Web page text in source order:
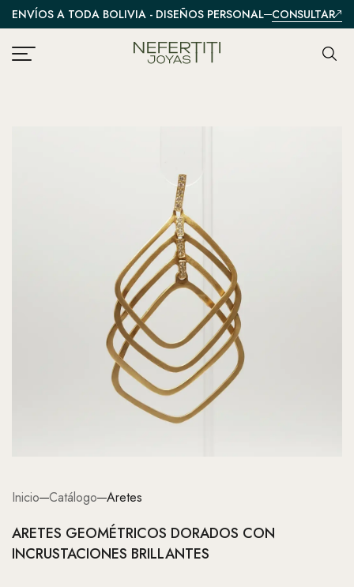
ENVÍOS A TODA BOLIVIA - DISEÑOS PERSONALIZADOS
CONSULTAR
Inicio Catálogo Aretes
ARETES GEOMÉTRICOS DORADOS CON
INCRUSTACIONES BRILLANTES